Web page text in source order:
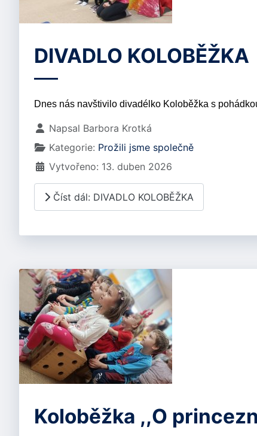
DIVADLO KOLOBĚŽKA
Dnes nás navštivilo divadélko Koloběžka s
Základní údaje
Napsal Barbora Krotká
Kategorie: Prožili jsme společně
Vytvořeno: 13. duben 2026
Číst dál: DIVADLO KOLOBĚŽKA
Koloběžka ,,O